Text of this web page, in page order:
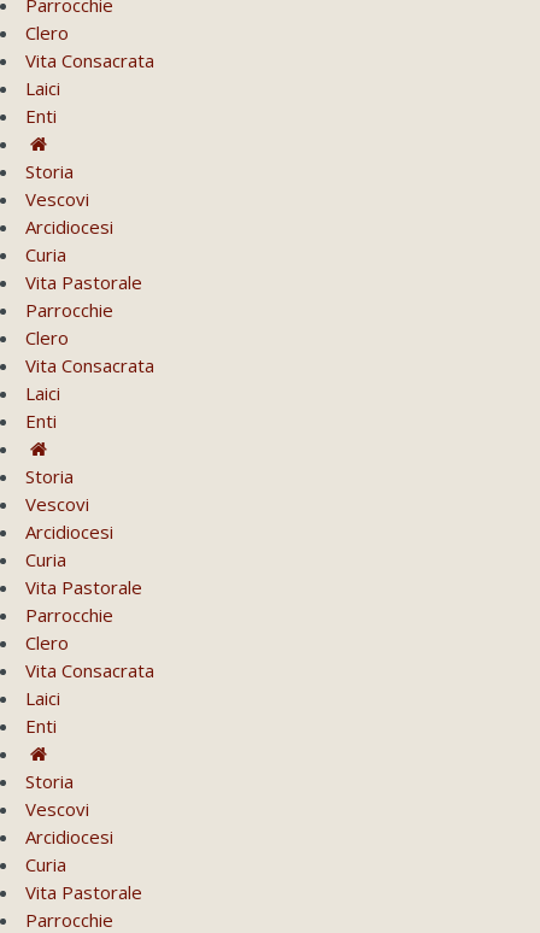
Clero
Vita Consacrata
Laici
Enti
Storia
Vescovi
Arcidiocesi
Curia
Vita Pastorale
Parrocchie
Clero
Vita Consacrata
Laici
Enti
Storia
Vescovi
Arcidiocesi
Curia
Vita Pastorale
Parrocchie
Clero
Vita Consacrata
Laici
Enti
Storia
Vescovi
Arcidiocesi
Curia
Vita Pastorale
Parrocchie